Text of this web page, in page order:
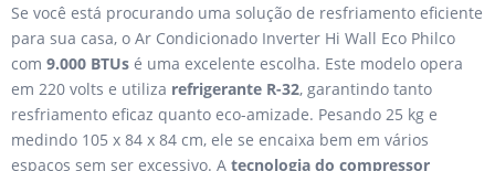
Se você está procurando uma solução de resfriamento eficiente
para sua casa, o Ar Condicionado Inverter Hi Wall Eco Philco
com 9.000 BTUs é uma excelente escolha. Este modelo opera
em 220 volts e utiliza refrigerante R-32, garantindo tanto
resfriamento eficaz quanto eco-amizade. Pesando 25 kg e
medindo 105 x 84 x 84 cm, ele se encaixa bem em vários
espaços sem ser excessivo. A tecnologia do compressor